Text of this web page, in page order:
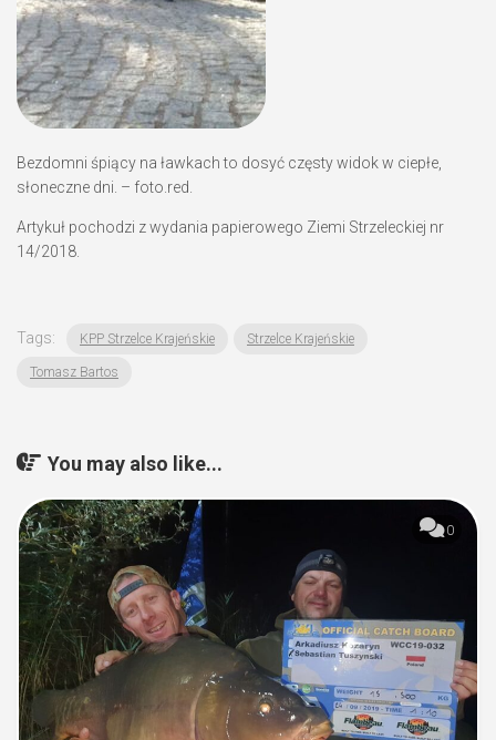
Bezdomni śpiący na ławkach to dosyć częsty widok w ciepłe,
słoneczne dni. – foto.red.
Artykuł pochodzi z wydania papierowego Ziemi Strzeleckiej nr
14/2018.
Tags: KPP Strzelce Krajeńskie Strzelce Krajeńskie
Tomasz Bartos
You may also like...
0